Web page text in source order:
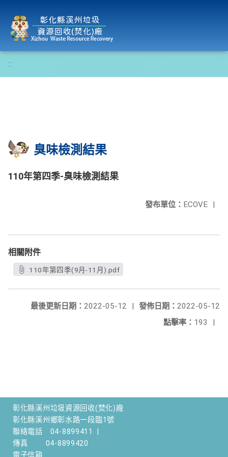
:::
臭味檢測結果
110年第四季-臭味檢測結果
發布單位： ECOVE |
相關附件
110年第四季(9月-11月).pdf
發佈日期： 2022-05-12
最後更新日期： 2022-05-12
|
點擊率： 193 |
彰化縣溪州垃圾資源回收(焚化)廠
彰化縣溪州鄉彰水路一段臨1號
聯絡電話
04-8899411
傳真
04-8899420
電子信箱